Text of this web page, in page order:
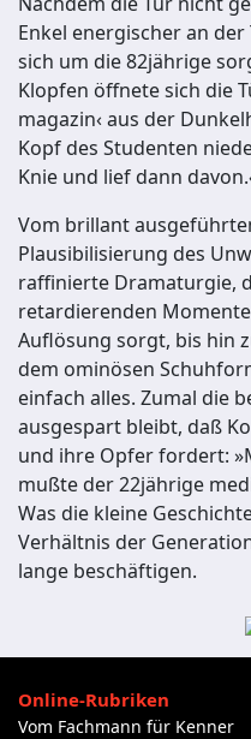
Enkel energischer an
sich um die 82jährige
Klopfen öffnete sich die
magazin‹ aus der
Kopf des Studenten
Knie und lief dann
Vom brillant
Plausibilisierung des
raffinierte Dramaturgie,
retardierenden
Auflösung sorgt, bis hin
dem ominösen
einfach alles. Zumal die
ausgespart bleibt, daß
und ihre Opfer fordert:
mußte der 22jährige
Was die kleine
Verhältnis der
lange beschäftigen.
Online-Rubriken
Vom Fachmann für Kenner